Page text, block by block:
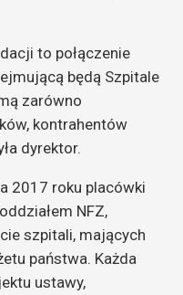
to połączenie
będą Szpitale
zarówno
kontrahentów
dyrektor.
2017 roku placówki
NFZ,
szpitali, mających
państwa. Każda
ustawy,